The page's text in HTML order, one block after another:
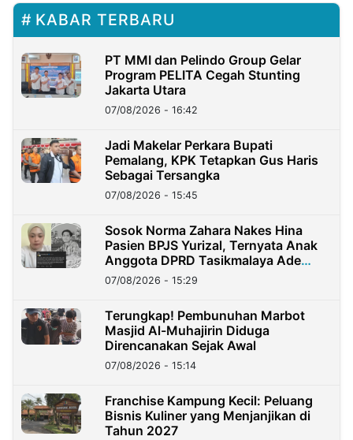
KABAR TERBARU
PT MMI dan Pelindo Group Gelar
Program PELITA Cegah Stunting
Jakarta Utara
07/08/2026 - 16:42
Jadi Makelar Perkara Bupati
Pemalang, KPK Tetapkan Gus Haris
Sebagai Tersangka
07/08/2026 - 15:45
Sosok Norma Zahara Nakes Hina
Pasien BPJS Yurizal, Ternyata Anak
Anggota DPRD Tasikmalaya Ade
Lukman
07/08/2026 - 15:29
Terungkap! Pembunuhan Marbot
Masjid Al-Muhajirin Diduga
Direncanakan Sejak Awal
07/08/2026 - 15:14
Franchise Kampung Kecil: Peluang
Bisnis Kuliner yang Menjanjikan di
Tahun 2027